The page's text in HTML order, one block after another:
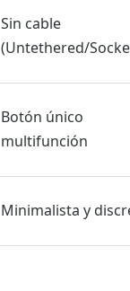
Sin cable
(Untethered/
Botón único
multifunción
Minimalista y